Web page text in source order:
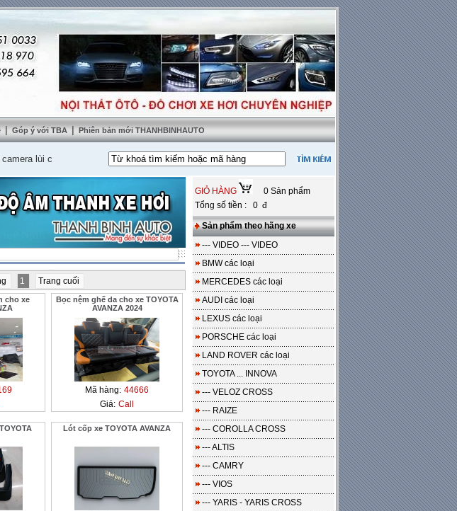
| Góp ý với TBA | Phiên bản mới THANHBINHAUTO
lùi cao cấp--- Lắp nệm ghế da thật tặng sàn da---Miễn phí 100% công lắp đặt
1 Trang cuối
cho xe
Bọc nệm ghế da cho xe TOYOTA
AVANZA 2024
Mã hàng: 44666
Giá: Call
Lót cốp xe TOYOTA AVANZA
GIỎ HÀNG
0 Sản phẩm
Tổng số tiền : 0 đ
Sản phẩm theo hãng xe
--- VIDEO --- VIDEO
BMW các loại
MERCEDES các loại
AUDI các loại
LEXUS các loại
PORSCHE các loại
LAND ROVER các loại
TOYOTA ... INNOVA
--- VELOZ CROSS
--- RAIZE
--- COROLLA CROSS
--- ALTIS
--- CAMRY
--- VIOS
--- YARIS - YARIS CROSS